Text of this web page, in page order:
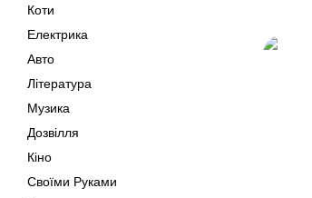
Коти
Електрика
Авто
Література
Музика
Дозвілля
Кіно
Своїми Руками